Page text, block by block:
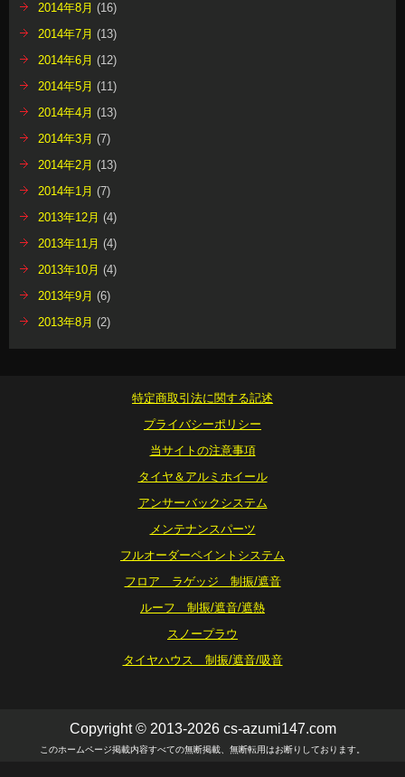
2014年8月 (16)
2014年7月 (13)
2014年6月 (12)
2014年5月 (11)
2014年4月 (13)
2014年3月 (7)
2014年2月 (13)
2014年1月 (7)
2013年12月 (4)
2013年11月 (4)
2013年10月 (4)
2013年9月 (6)
2013年8月 (2)
特定商取引法に関する記述
プライバシーポリシー
当サイトの注意事項
タイヤ＆アルミホイール
アンサーバックシステム
メンテナンスパーツ
フルオーダーペイントシステム
フロア ラゲッジ 制振/遮音
ルーフ 制振/遮音/遮熱
スノープラウ
タイヤハウス 制振/遮音/吸音
Copyright © 2013-2026 cs-azumi147.com
このホームページ掲載内容すべての無断掲載、無断転用はお断りしております。